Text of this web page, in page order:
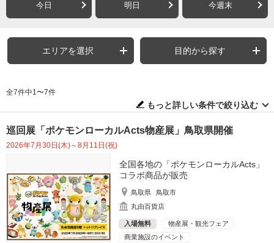
今日 明日 今週末
エリアを選択 目的から探す
全7件中1〜7件
もっと詳しい条件で絞り込む
巡回展「ポケモンローカルActs物産展」鳥取県開催
2026年7月30日(木)～8月11日(祝)
全国各地の「ポケモンローカルActs」
コラボ商品が販売
鳥取県
鳥取市
丸由百貨店
入場無料
物産展・観光フェア
商業施設のイベント